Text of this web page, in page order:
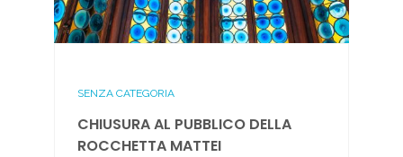
SENZA CATEGORIA
CHIUSURA AL PUBBLICO DELLA
ROCCHETTA MATTEI